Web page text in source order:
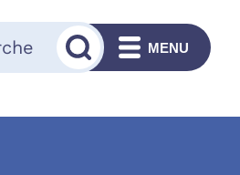
MENU